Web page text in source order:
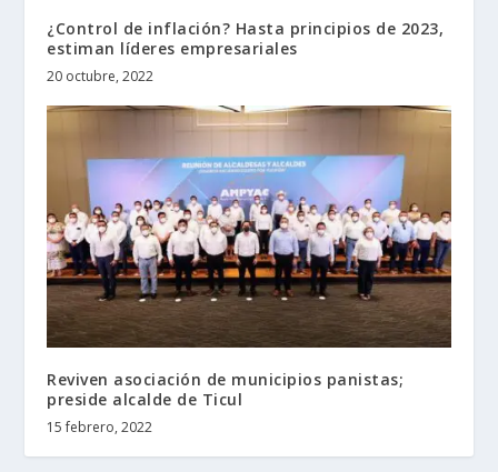
¿Control de inflación? Hasta principios de 2023,
estiman líderes empresariales
20 octubre, 2022
Reviven asociación de municipios panistas;
preside alcalde de Ticul
15 febrero, 2022